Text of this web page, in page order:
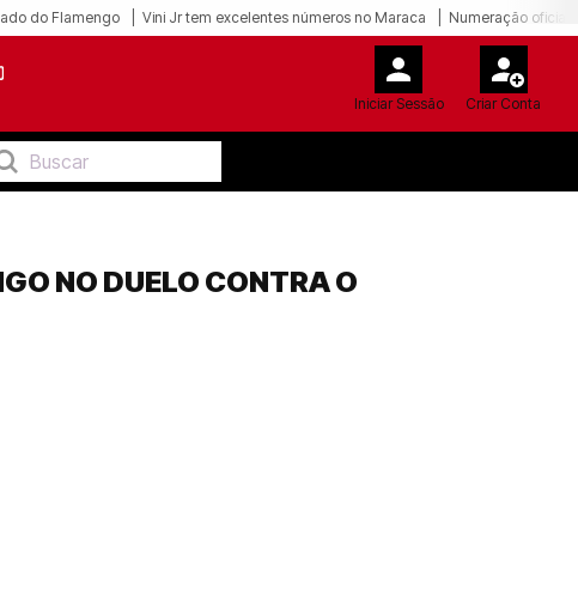
do Flamengo Vini Jr tem excelentes números no Maraca Numeração oficial
Iniciar Sessão Criar Conta
NO DUELO CONTRA O